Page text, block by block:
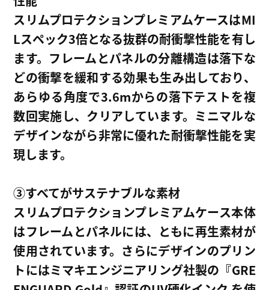
スリムプロテクションプレミアムケースはMI
Lスペック3倍となる抜群の耐衝撃性能を有し
ます。フレームとパネルの分離構造は落下な
どの衝撃を緩和する効果も生み出しており、
あらゆる角度で3.6mからの落下テストを複
数回実施し、クリアしています。ミニマルな
デザインながら非常に優れた耐衝撃性能を実
現します。
③すべてがサステナブルな素材
スリムプロテクションプレミアムケース本体
はフレームとパネルには、ともに再生素材が
使用されています。さらにデザインのプリン
トにはミマキエンジニアリング社製の『GRE